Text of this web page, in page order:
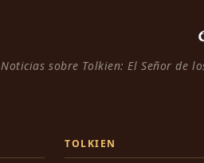
Noticias sobre Tolkien: El Señor de
TOLKIEN